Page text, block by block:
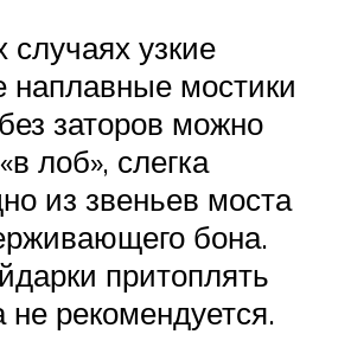
случаях узкие
мостики
заторов можно
лоб», слегка
из звеньев моста
бона.
притоплять
не рекомендуется.